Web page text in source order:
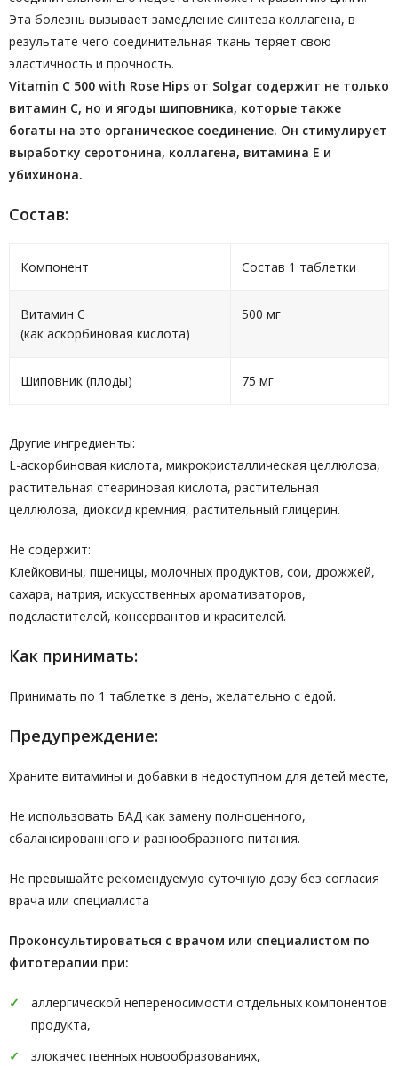
Эта болезнь вызывает замедление синтеза коллагена, в
результате чего соединительная ткань теряет свою
эластичность и прочность.
Vitamin C 500 with Rose Hips от Solgar содержит не только
витамин С, но и ягоды шиповника, которые также
богаты на это органическое соединение. Он стимулирует
выработку серотонина, коллагена, витамина Е и
убихинона.
Cостав:
Компонент Состав 1 таблетки
Витамин C
(как аскорбиновая кислота)
500 мг
Шиповник (плоды) 75 мг
Другие ингредиенты:
L-аскорбиновая кислота, микрокристаллическая целлюлоза,
растительная стеариновая кислота, растительная
целлюлоза, диоксид кремния, растительный глицерин.
Не содержит:
Клейковины, пшеницы, молочных продуктов, сои, дрожжей,
сахара, натрия, искусственных ароматизаторов,
подсластителей, консервантов и красителей.
Как принимать:
Принимать по 1 таблетке в день, желательно с едой.
Предупреждение:
Храните витамины и добавки в недоступном для детей месте,
Не использовать БАД как замену полноценного,
сбалансированного и разнообразного питания.
Не превышайте рекомендуемую суточную дозу без согласия
врача или специалиста
Проконсультироваться с врачом или специалистом по
фитотерапии при:
аллергической непереносимости отдельных компонентов
продукта,
злокачественных новообразованиях,